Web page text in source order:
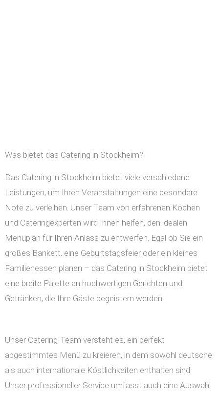
Was bietet das Catering in Stockheim?
Das Catering in Stockheim bietet viele verschiedene
Leistungen, um Ihren Veranstaltungen eine besondere
Note zu verleihen. Unser Team von erfahrenen Köchen
und Cateringexperten wird Ihnen helfen, den idealen
Menüplan für Ihren Anlass zu entwerfen. Egal ob Sie ein
großes Bankett, eine Geburtstagsfeier oder ein kleines
Familienessen planen – das Catering in Stockheim bietet
eine breite Palette an hochwertigen Gerichten und
Getränken, die Ihre Gäste begeistern werden.
Unser Catering-Team versteht es, ein perfekt
abgestimmtes Menü zu kreieren, in dem sowohl deutsche
als auch internationale Köstlichkeiten enthalten sind.
Unser professioneller Service umfasst auch eine Auswahl